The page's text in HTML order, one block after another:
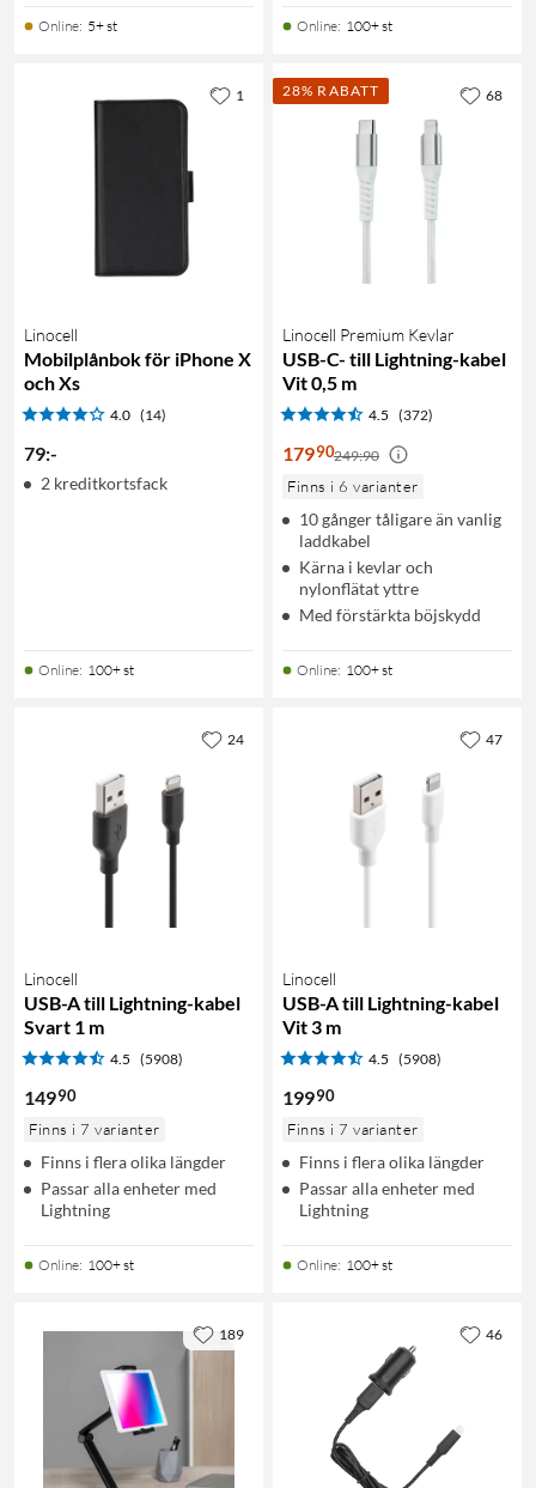
Online: 5+ st Online: 100+ st
Linocell
Mobilplånbok för iPhone X
och Xs
4.0 (14)
79:-
2 kreditkortsfack
Online: 100+ st
1 28% RABATT
Linocell Premium Kevlar
USB-C- till Lightning-kabel
Vit 0,5 m
4.5 (372)
17990249:90
Finns i 6 varianter
10 gånger tåligare än vanlig
laddkabel
Kärna i kevlar och
nylonflätat yttre
Med förstärkta böjskydd
Online: 100+ st
68
Linocell
USB-A till Lightning-kabel
Svart 1 m
4.5 (5908)
14990
Finns i 7 varianter
Finns i flera olika längder
Passar alla enheter med
Lightning
Online: 100+ st
24
Linocell
USB-A till Lightning-kabel
Vit 3 m
4.5 (5908)
19990
Finns i 7 varianter
Finns i flera olika längder
Passar alla enheter med
Lightning
Online: 100+ st
47
189 46